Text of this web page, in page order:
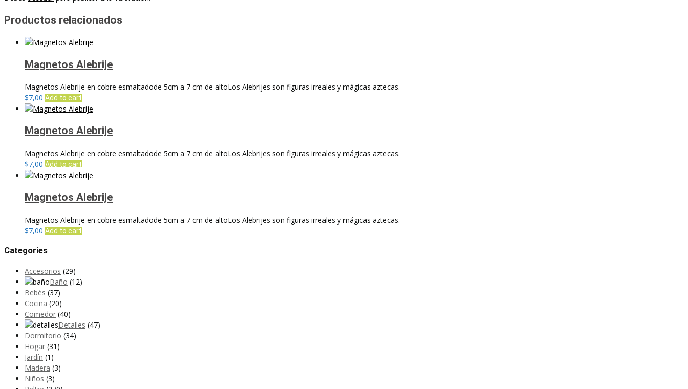
Productos relacionados
Magnetos Alebrije
Magnetos Alebrije en cobre esmaltadode 5cm a 7 cm de altoLos Alebrijes son figuras irreales y mágicas aztecas.
$7,00 Add to cart
Magnetos Alebrije
Magnetos Alebrije en cobre esmaltadode 5cm a 7 cm de altoLos Alebrijes son figuras irreales y mágicas aztecas.
$7,00 Add to cart
Magnetos Alebrije
Magnetos Alebrije en cobre esmaltadode 5cm a 7 cm de altoLos Alebrijes son figuras irreales y mágicas aztecas.
$7,00 Add to cart
Categories
Accesorios (29)
Baño (12)
Bebés (37)
Cocina (20)
Comedor (40)
Detalles (47)
Dormitorio (34)
Hogar (31)
Jardín (1)
Madera (3)
Niños (3)